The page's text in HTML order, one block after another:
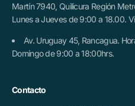
Martín 7940, Quilicura Región
Lunes a Jueves de 9:00 a 18.00.
Av. Uruguay 45, Rancagua.
Domingo de 9:00 a 18:00hrs.
Contacto